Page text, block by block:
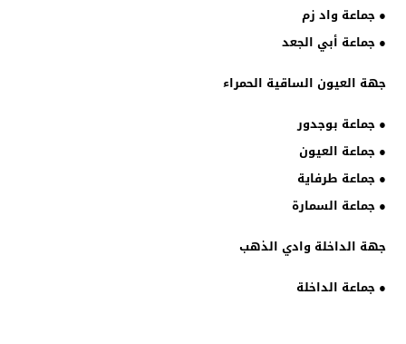
● جماعة واد زم
● جماعة أبي الجعد
جهة العيون الساقية الحمراء
● جماعة بوجدور
● جماعة العيون
● جماعة طرفاية
● جماعة السمارة
جهة الداخلة وادي الذهب
● جماعة الداخلة